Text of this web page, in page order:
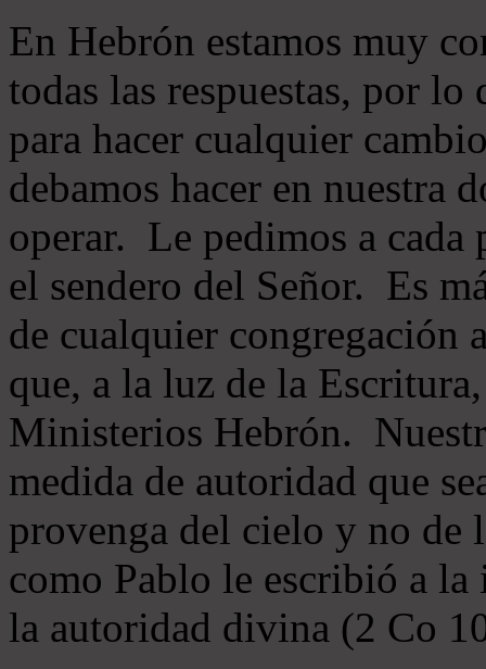
En Hebrón estamos muy
todas las respuestas, por
para hacer cualquier
debamos hacer en nuestra
operar. Le pedimos a cada
el sendero del Señor. Es
de cualquier congregación
que, a la luz de la
Ministerios Hebrón.
medida de autoridad que
provenga del cielo y no de
como Pablo le escribió a
la autoridad divina (2 Co